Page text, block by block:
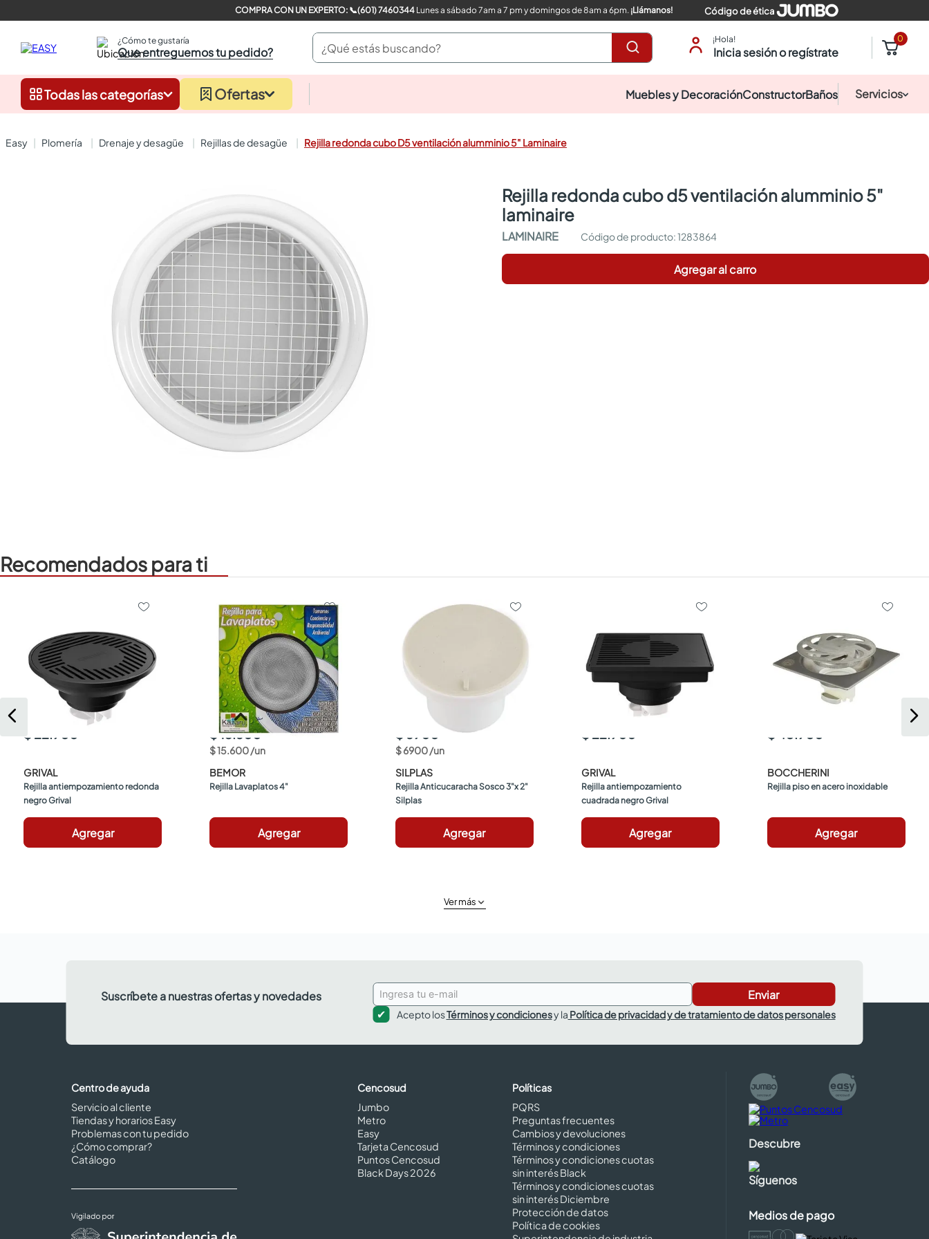
COMPRA CON UN EXPERTO: 📞(601) 7460344Lunes a sábado 7am a 7 pm y domingos de 8am a 6pm. ¡Llámanos! Código de ética
¿Cómo te gustaría
Que entreguemos tu pedido?
¿Qué estás buscando? ¡Hola!
Inicia sesión o regístrate
0
Todas las categorías Ofertas Muebles y DecoraciónConstructorBaños Servicios
plomería drenaje y desagüe rejillas de desagüe Rejilla redonda cubo D5 ventilación alumminio 5" Laminaire
rejilla redonda cubo d5 ventilación alumminio 5"
laminaire
LAMINAIRE :1283864
Agregar al carro
Recomendados para ti
$ 22.900
GRIVAL
Rejilla antiempozamiento redonda
negro Grival
Agregar
$ 15.600
$15.600/un
BEMOR
Rejilla Lavaplatos 4"
Agregar
$ 6900
$6900/un
SILPLAS
Rejilla Anticucaracha Sosco 3"x 2"
Silplas
Agregar
$ 22.900
GRIVAL
Rejilla antiempozamiento
cuadrada negro Grival
Agregar
$ 40.900
BOCCHERINI
Rejilla piso en acero inoxidable
Agregar
Ver más
Suscríbete a nuestras ofertas y novedades Enviar
Acepto losTérminos y condicionesy la Política de privacidad y de tratamiento de datos personales
Centro de ayuda
Servicio al cliente
Tiendas y horarios Easy
Problemas con tu pedido
¿Cómo comprar?
Catálogo
Cencosud
Jumbo
Metro
Easy
Tarjeta Cencosud
Puntos Cencosud
Black Days 2026
Políticas
PQRS
Preguntas frecuentes
Cambios y devoluciones
Términos y condiciones
Términos y condiciones cuotas
sin interés Black
Términos y condiciones cuotas
sin interés Diciembre
Protección de datos
Política de cookies
Descubre
Síguenos
Medios de pago
closet
sanitarios
neveras